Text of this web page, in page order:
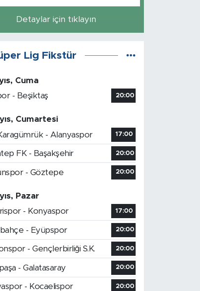
Detaylar için tıklayın
Lig Fikstür
Cuma
- Beşiktaş
20:00
Cumartesi
- Alanyaspor
17:00
FK - Başakşehir 20:00
- Göztepe 20:00
Pazar
- Konyaspor
17:00
- Eyüpspor 20:00
- Gençlerbirliği S.K. 20:00
- Galatasaray 20:00
- Kocaelispor 20:00